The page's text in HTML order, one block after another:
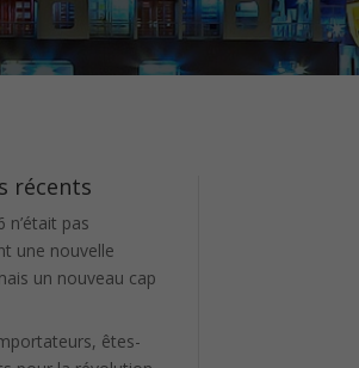
récents
n’était pas
une nouvelle
un nouveau cap
êtes-